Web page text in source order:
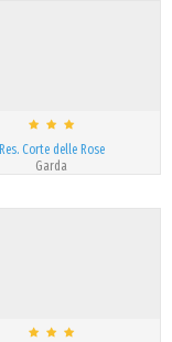
Res. Corte delle Rose
Garda